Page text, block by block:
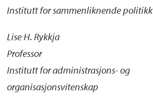
Institutt for sammenliknende politikk
Lise H. Rykkja
Professor
Institutt for administrasjons- og
organisasjonsvitenskap